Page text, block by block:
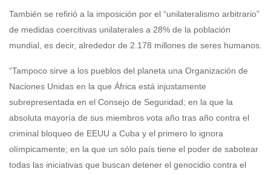
También se refirió a la imposición por el “unilateralismo arbitrario”
de medidas coercitivas unilaterales a 28% de la población
mundial, es decir, alrededor de 2.178 millones de seres humanos.
“Tampoco sirve a los pueblos del planeta una Organización de
Naciones Unidas en la que África está injustamente
subrepresentada en el Consejo de Seguridad; en la que la
absoluta mayoría de sus miembros vota año tras año contra el
criminal bloqueo de EEUU a Cuba y el primero lo ignora
olímpicamente; en la que un sólo país tiene el poder de sabotear
todas las iniciativas que buscan detener el genocidio contra el